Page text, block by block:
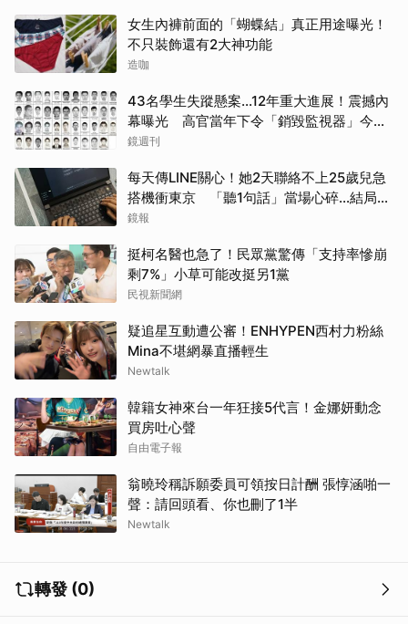
女生內褲前面的「蝴蝶結」真正用途曝光！
不只裝飾還有2大神功能
造咖
43名學生失蹤懸案...12年重大進展！震撼內
幕曝光 高官當年下令「銷毀監視器」今遭
逮
鏡週刊
每天傳LINE關心！她2天聯絡不上25歲兒急
搭機衝東京 「聽1句話」當場心碎...結局看
哭網
鏡報
挺柯名醫也急了！民眾黨驚傳「支持率慘崩
剩7%」小草可能改挺另1黨
民視新聞網
疑追星互動遭公審！ENHYPEN西村力粉絲
Mina不堪網暴直播輕生
Newtalk
韓籍女神來台一年狂接5代言！金娜妍動念
買房吐心聲
自由電子報
翁曉玲稱訴願委員可領按日計酬 張惇涵啪一
聲：請回頭看、你也刪了1半
Newtalk
轉發 (0)